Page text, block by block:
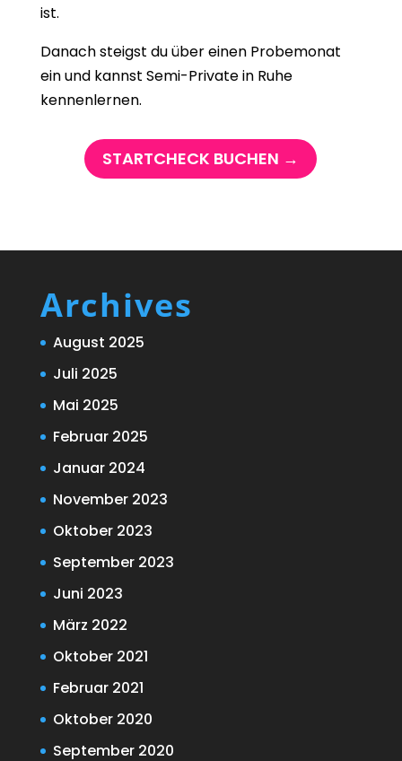
ist.
Danach steigst du über einen Probemonat
einund kannst Semi-Private in Ruhe
kennenlernen.
STARTCHECK BUCHEN →
Archives
August 2025
Juli 2025
Mai 2025
Februar 2025
Januar 2024
November 2023
Oktober 2023
September 2023
Juni 2023
März 2022
Oktober 2021
Februar 2021
Oktober 2020
September 2020